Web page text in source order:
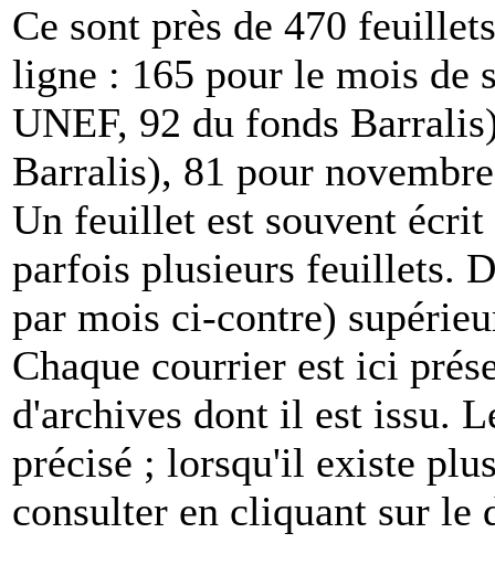
Ce sont près de 470
ligne : 165 pour le mois de
UNEF, 92 du fonds
Barralis), 81 pour
Un feuillet est souvent
parfois plusieurs feuillets.
par mois ci-contre)
Chaque courrier est ici
d'archives dont il est issu.
précisé ; lorsqu'il existe
consulter en cliquant sur le